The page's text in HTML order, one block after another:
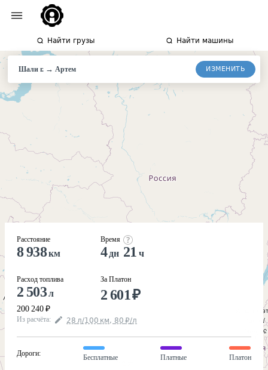
Найти грузы Найти машины
Шали г. →Артем ИЗМЕНИТЬ
Расстояние
8 938км
Расход топлива
2 503л
200 240 ₽
Время
4 дн 21 ч
За Платон
2 601₽
Из расчёта: 28 л/100 км, 80 ₽/л
Дороги:
Бесплатные Платные Платон